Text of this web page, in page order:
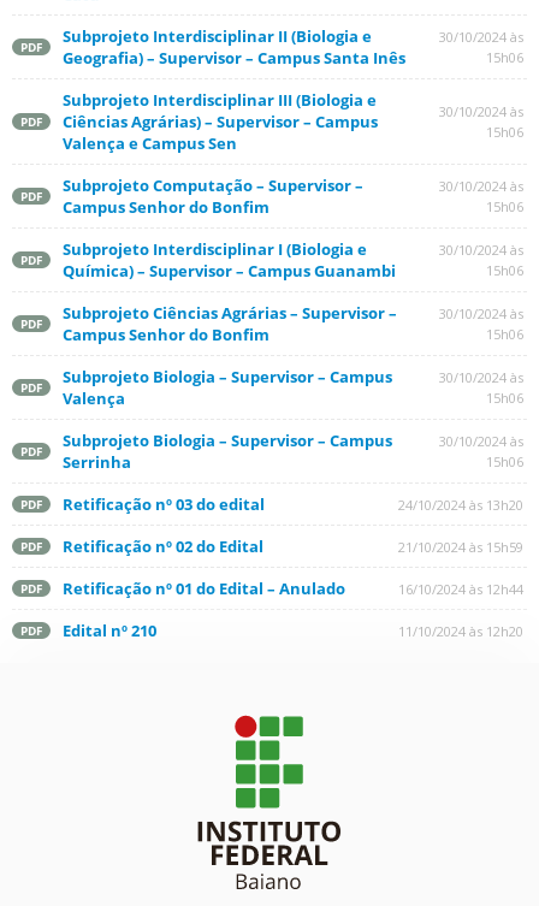
PDF
Subprojeto Interdisciplinar II (Biologia e
Geografia) – Supervisor – Campus Santa Inês
30/10/2024 às
15h06
PDF
Subprojeto Interdisciplinar III (Biologia e
Ciências Agrárias) – Supervisor – Campus
Valença e Campus Sen
30/10/2024 às
15h06
PDF
Subprojeto Computação – Supervisor –
Campus Senhor do Bonfim
30/10/2024 às
15h06
PDF
Subprojeto Interdisciplinar I (Biologia e
Química) – Supervisor – Campus Guanambi
30/10/2024 às
15h06
PDF
Subprojeto Ciências Agrárias – Supervisor –
Campus Senhor do Bonfim
30/10/2024 às
15h06
PDF
Subprojeto Biologia – Supervisor – Campus
Valença
30/10/2024 às
15h06
PDF
Subprojeto Biologia – Supervisor – Campus
Serrinha
30/10/2024 às
15h06
PDF Retificação nº 03 do edital 24/10/2024 às 13h20
PDF Retificação nº 02 do Edital 21/10/2024 às 15h59
PDF Retificação nº 01 do Edital – Anulado 16/10/2024 às 12h44
PDF Edital nº 210 11/10/2024 às 12h20